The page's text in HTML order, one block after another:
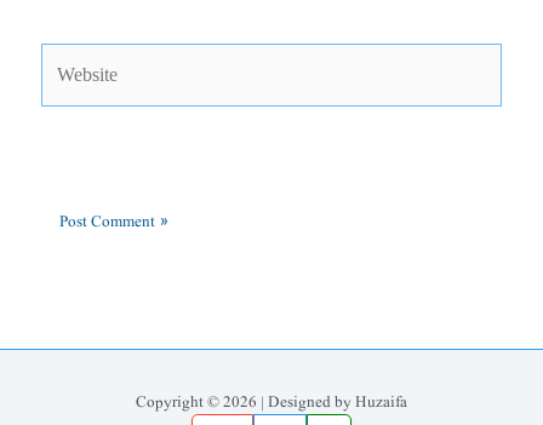
Copyright © 2026 | Designed by Huzaifa